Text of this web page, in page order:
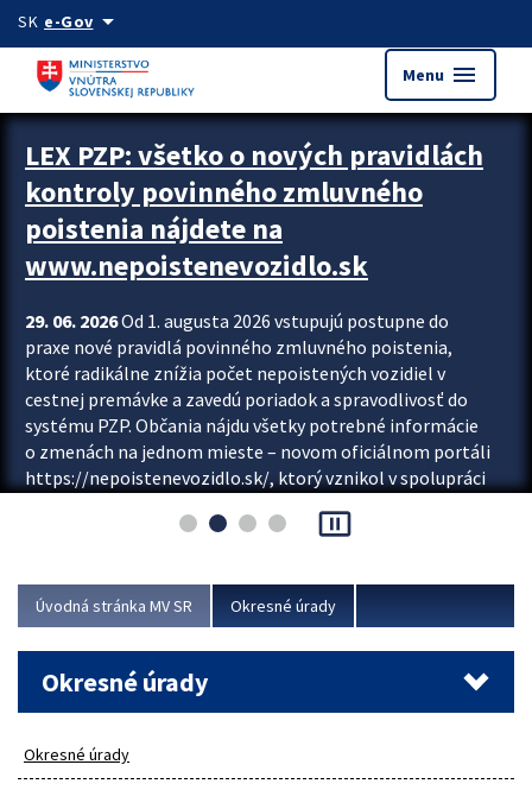
Preskocit na hlavný obsah
SK e-Govarrow_drop_down
Menu menu
Zastavit automatický posun upútavok
LEX PZP: všetko o nových pravidlách
kontroly povinného zmluvného
poistenia nájdete na
www.nepoistenevozidlo.sk
29. 06. 2026Od 1. augusta 2026 vstupujú postupne do
praxe nové pravidlá povinného zmluvného poistenia,
ktoré radikálne znížia počet nepoistených vozidiel v
cestnej premávke a zavedú poriadok a spravodlivosť do
systému PZP. Občania nájdu všetky potrebné informácie
o zmenách na jednom mieste – novom oficiálnom portáli
https://nepoistenevozidlo.sk/, ktorý vznikol v spolupráci
asociácie poisťovní (SLASPO) a Ministerstva vnútra SR.
Viac
pause_presentation
Úvodná stránka MV SR Okresné úrady
Okresné úrady
Okresné úrady